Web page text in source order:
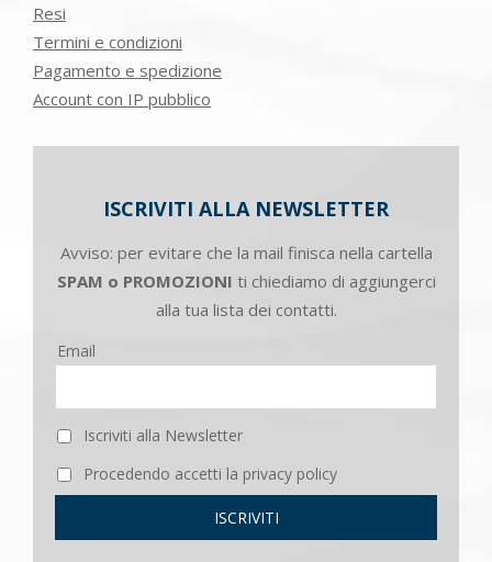
Resi
Termini e condizioni
Pagamento e spedizione
Account con IP pubblico
ISCRIVITI ALLA NEWSLETTER
Avviso: per evitare che la mail finisca nella cartella
SPAM o PROMOZIONI ti chiediamo di aggiungerci
alla tua lista dei contatti.
Email
Iscriviti alla Newsletter
Procedendo accetti la privacy policy